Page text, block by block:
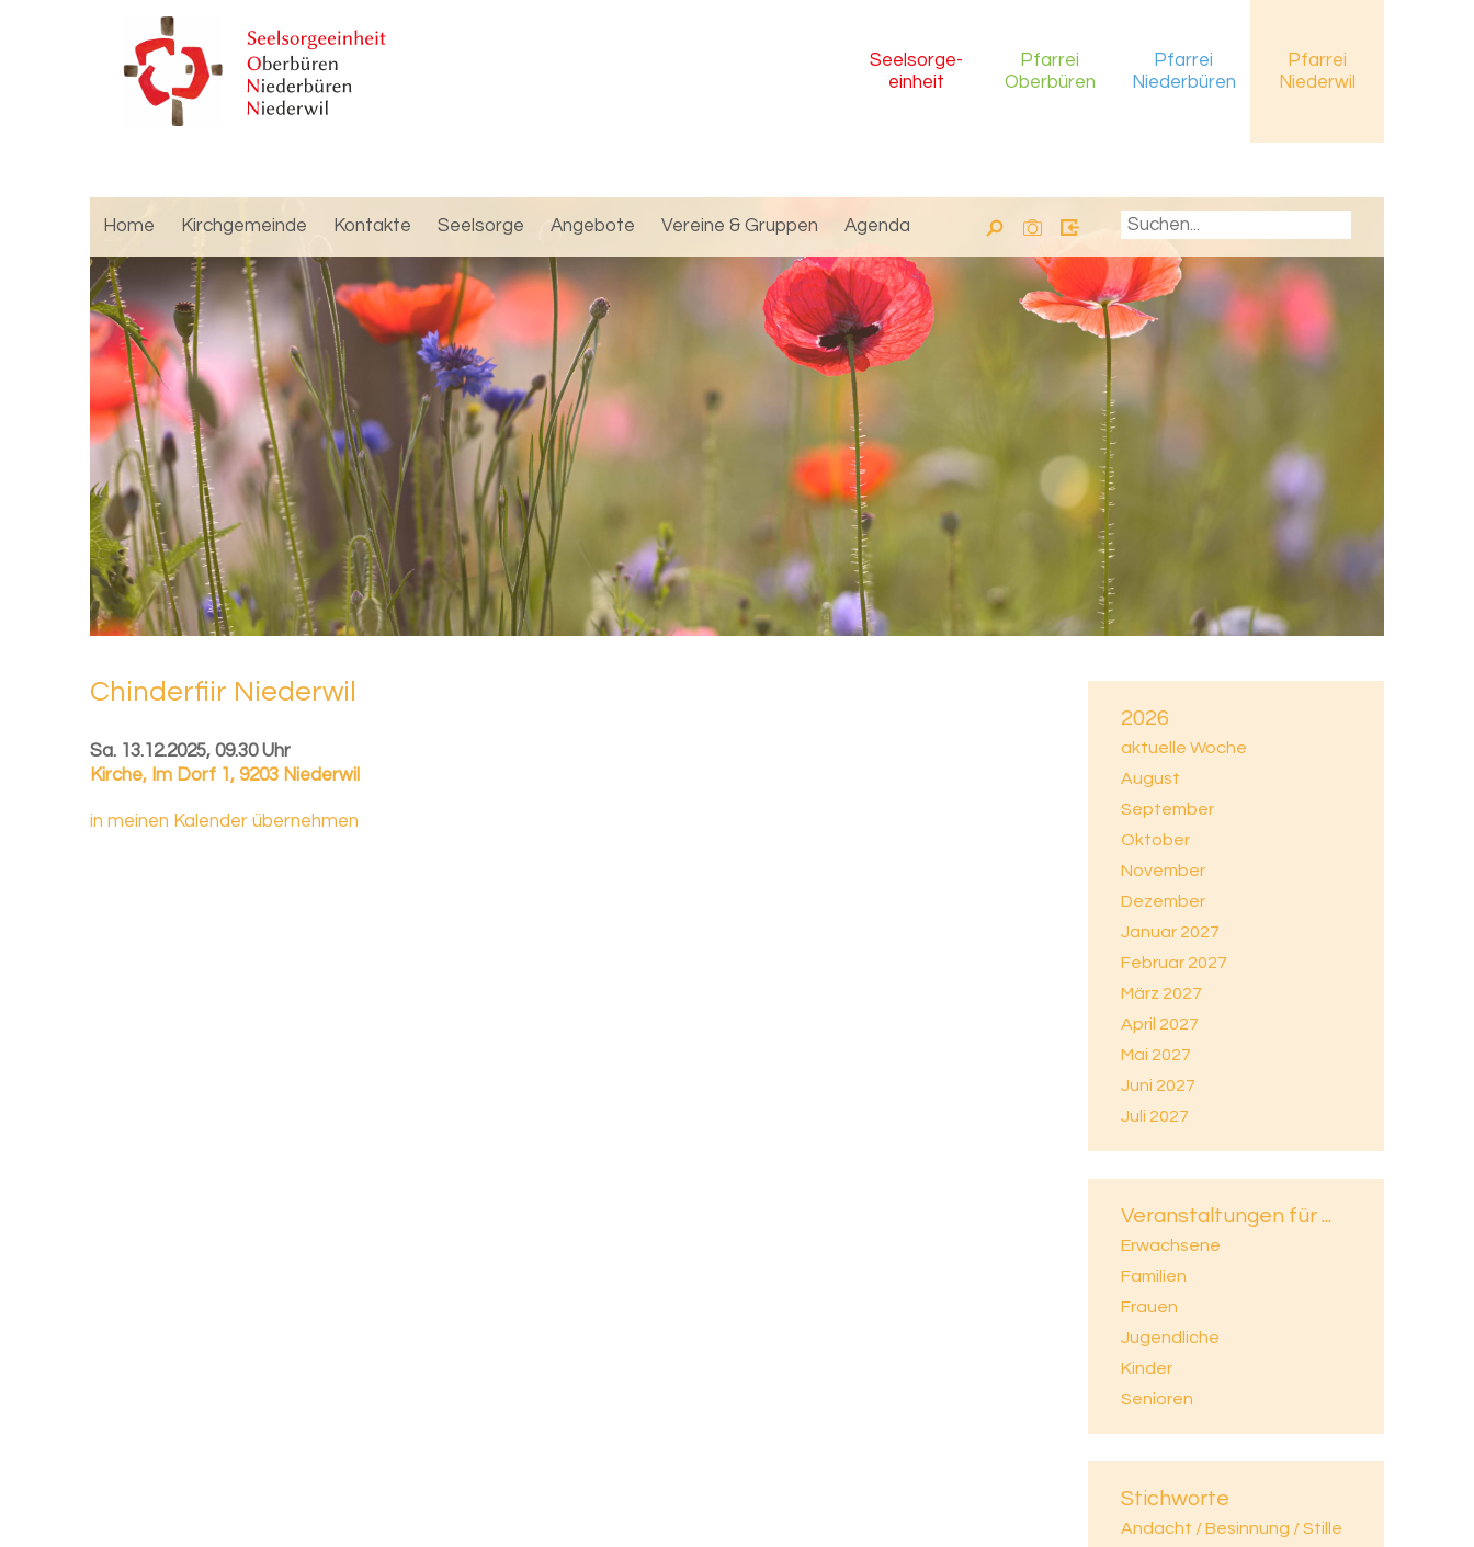
Seelsorge-
einheit
Pfarrei
Oberbüren
Pfarrei
Niederbüren
Pfarrei
Niederwil
Home Kirchgemeinde Kontakte Seelsorge Angebote Vereine & Gruppen Agenda
2026
aktuelle Woche
August
September
Oktober
November
Dezember
Januar 2027
Februar 2027
März 2027
April 2027
Mai 2027
Juni 2027
Juli 2027
Veranstaltungen für ...
Erwachsene
Familien
Frauen
Jugendliche
Kinder
Senioren
Stichworte
Andacht / Besinnung / Stille
Chin­der­fiir Nie­der­wil
Sa. 13.12.2025, 09.30 Uhr
Kirche, Im Dorf 1, 9203 Niederwil
in meinen Kalender übernehmen